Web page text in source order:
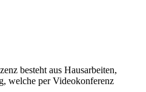
besteht aus Hausarbeiten,
welche per Videokonferenz